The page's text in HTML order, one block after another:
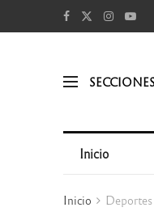
SECCIONES
Inicio
Inicio Deportes